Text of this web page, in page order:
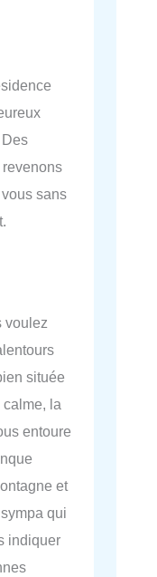
sans
voulez
située
la
entoure
et
qui
indiquer